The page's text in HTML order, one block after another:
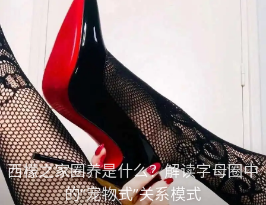
西檬之家圈养是什么？解读字母圈中
的“宠物式”关系模式